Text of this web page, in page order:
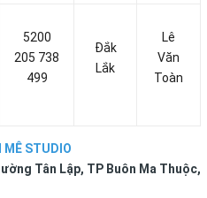
5200
205 738
499
Đắk
Lắk
Lê
Văn
Toàn
MÊ STUDIO
Tân Lập, TP Buôn Ma Thuộc,